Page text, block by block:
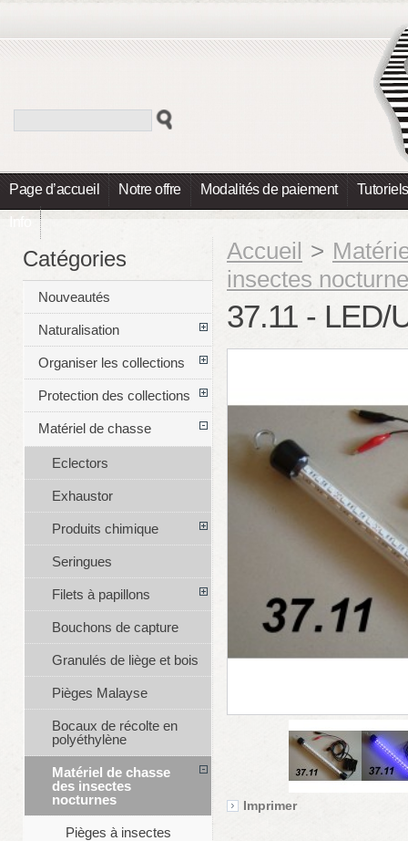
Page d’accueil Notre offre Modalités de paiement Tutoriels
Info
Accueil >
insectes
37.11 - LED/
Imprimer
Catégories
Nouveautés
Naturalisation
Organiser les collections
Protection des collections
Matériel de chasse
Eclectors
Exhaustor
Produits chimique
Seringues
Filets à papillons
Bouchons de capture
Granulés de liège et bois
Pièges Malayse
Bocaux de récolte en
polyéthylène
Matériel de chasse
des insectes
nocturnes
Pièges à insectes